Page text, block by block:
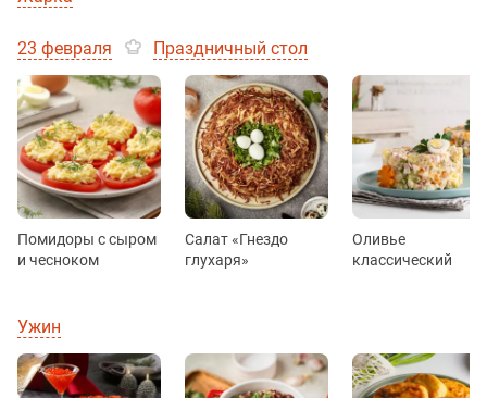
23 февраля Праздничный стол
Помидоры с сыром
и чесноком
Салат «Гнездо
глухаря»
Оливье
классический
Ужин